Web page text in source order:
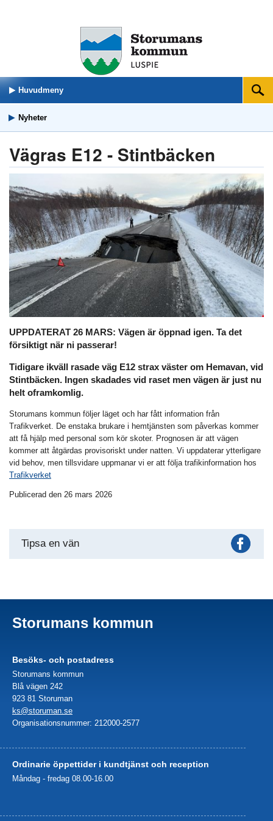
Huvudmeny Sök
Nyheter
Vägras E12 - Stintbäcken
UPPDATERAT 26 MARS: Vägen är öppnad igen. Ta det
försiktigt när ni passerar!
Tidigare ikväll rasade väg E12 strax väster om Hemavan, vid
Stintbäcken. Ingen skadades vid raset men vägen är just nu
helt oframkomlig.
Storumans kommun följer läget och har fått information från
Trafikverket. De enstaka brukare i hemtjänsten som påverkas kommer
att få hjälp med personal som kör skoter. Prognosen är att vägen
kommer att åtgärdas provisoriskt under natten. Vi uppdaterar ytterligare
vid behov, men tillsvidare uppmanar vi er att följa trafikinformation hos
Trafikverket
Publicerad den 26 mars 2026
Tipsa en vän
Storumans kommun
Besöks- och postadress
Storumans kommun
Blå vägen 242
923 81 Storuman
ks@storuman.se
Organisationsnummer: 212000-2577
Ordinarie öppettider i kundtjänst och reception
Måndag - fredag 08.00-16.00